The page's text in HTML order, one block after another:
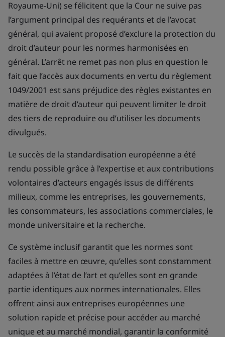
Royaume-Uni) se félicitent que la Cour ne suive pas
l’argument principal des requérants et de l’avocat
général, qui avaient proposé d’exclure la protection du
droit d’auteur pour les normes harmonisées en
général. L’arrêt ne remet pas non plus en question le
fait que l’accès aux documents en vertu du règlement
1049/2001 est sans préjudice des règles existantes en
matière de droit d’auteur qui peuvent limiter le droit
des tiers de reproduire ou d’utiliser les documents
divulgués.
Le succès de la standardisation européenne a été
rendu possible grâce à l’expertise et aux contributions
volontaires d’acteurs engagés issus de différents
milieux, comme les entreprises, les gouvernements,
les consommateurs, les associations commerciales, le
monde universitaire et la recherche.
Ce système inclusif garantit que les normes sont
faciles à mettre en œuvre, qu’elles sont constamment
adaptées à l’état de l’art et qu’elles sont en grande
partie identiques aux normes internationales. Elles
offrent ainsi aux entreprises européennes une
solution rapide et précise pour accéder au marché
unique et au marché mondial, garantir la conformité